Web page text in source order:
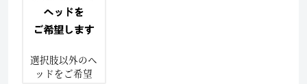
選択肢以外のヘ
ッドをご希望